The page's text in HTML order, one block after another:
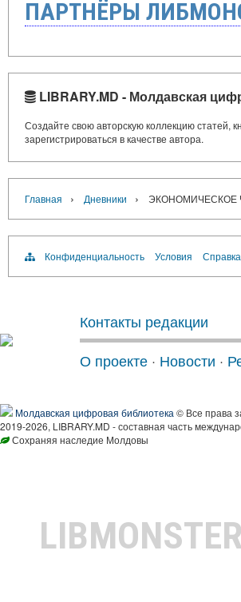
ПАРТНЁРЫ
LIBRARY.MD - Молдавская
Создайте свою авторскую коллекцию статей,
зарегистрироваться в качестве автора.
Главная › Дневники › ЭКОНОМИЧЕСКОЕ
Конфиденциальность Условия Справка
Контакты редакции
О проекте · Новости ·
Молдавская цифровая библиотека © Все права
2019-2026, LIBRARY.MD - составная часть
Сохраняя наследие Молдовы